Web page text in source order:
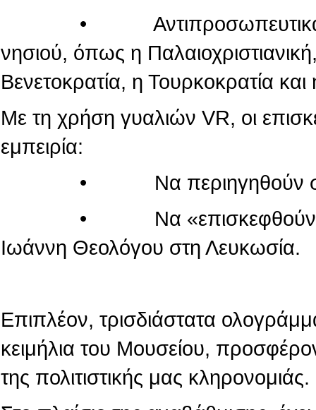
• Αντιπροσωπευτικά
νησιού, όπως η
Βενετοκρατία, η Τουρκοκρατία
Με τη χρήση γυαλιών VR, οι
εμπειρία:
• Να περιηγηθούν στον
• Να «επισκεφθούν» τον
Ιωάννη Θεολόγου στη Λευκωσία.
Επιπλέον, τρισδιάστατα
κειμήλια του Μουσείου,
της πολιτιστικής μας κληρονομιάς.